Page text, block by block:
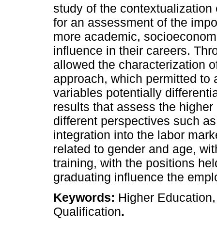
study of the
for an assessment of the
more academic,
influence in their careers.
allowed the characterization
approach, which permitted to
variables potentially
results that assess the
different perspectives such
integration into the labor
related to gender and age,
training, with the positions
graduating influence the
Keywords: Higher
Qualification.